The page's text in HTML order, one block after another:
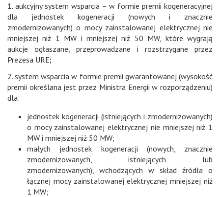
1. aukcyjny system wsparcia – w formie premii kogeneracyjnej
dla jednostek kogeneracji (nowych i znacznie
zmodernizowanych) o mocy zainstalowanej elektrycznej nie
mniejszej niż 1 MW i mniejszej niż 50 MW, które wygrają
aukcje ogłaszane, przeprowadzane i rozstrzygane przez
Prezesa URE;
2. system wsparcia w formie premii gwarantowanej (wysokość
premii określana jest przez Ministra Energii w rozporządzeniu)
dla:
jednostek kogeneracji (istniejących i zmodernizowanych)
o mocy zainstalowanej elektrycznej nie mniejszej niż 1
MW i mniejszej niż 50 MW;
małych jednostek kogeneracji (nowych, znacznie
zmodernizowanych, istniejących lub
zmodernizowanych), wchodzących w skład źródła o
łącznej mocy zainstalowanej elektrycznej mniejszej niż
1 MW;